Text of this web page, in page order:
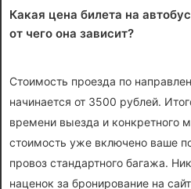
Какая цена билета на
от чего она зависит?
Стоимость проезда по
начинается от 3500 рублей.
времени выезда и конкретного
стоимость уже включено ваше
провоз стандартного багажа.
наценок за бронирование на